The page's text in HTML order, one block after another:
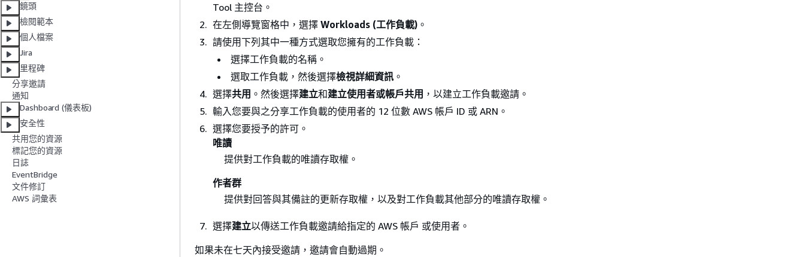
鏡頭
檢閱範本
個人檔案
Jira
里程碑
分享邀請
通知
Dashboard (儀表板)
安全性
共用您的資源
標記您的資源
日誌
EventBridge
文件修訂
AWS 詞彙表
Tool 主控台。
在左側導覽窗格中，選擇 Workloads (工作負載) 。
請使用下列其中一種方式選取您擁有的工作負載：
選擇工作負載的名稱。
選取工作負載，然後選擇檢視詳細資訊 。
選擇共用 。然後選擇建立和建立使用者或帳戶共用 ，以建立工作負載邀請。
輸入您要與之分享工作負載的使用者的 12 位數 AWS 帳戶 ID 或 ARN。
選擇您要授予的許可。
唯讀
提供對工作負載的唯讀存取權。
作者群
提供對回答與其備註的更新存取權，以及對工作負載其他部分的唯讀存取權。
選擇建立以傳送工作負載邀請給指定的 AWS 帳戶 或使用者。
如果未在七天內接受邀請，邀請會自動過期。